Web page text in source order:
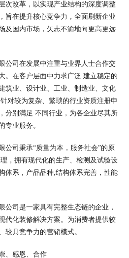
次改革，以实现产业结构的深度调整
旨在提升核心竞争力，全面刷新企业
及国内市场，矢志不渝地向更高更远
公司在发展中注重与业界人士合作交
。在客户层面中力求广泛 建立稳定的
筑业、设计业、工业、制造业、文化
对较为复杂、繁琐的行业资质注册申
分别满足 不同行业，为各企业尽其所
专业服务。
公司秉承“质量为本，服务社会”的原
，拥有现代化的生产、检测及试验设
体系，产品品种,结构体系完善，性能
公司是一家具有完整生态链的企业，
代化装修解决方案。为消费者提供较
较具竞争力的营销模式。
、感恩、合作